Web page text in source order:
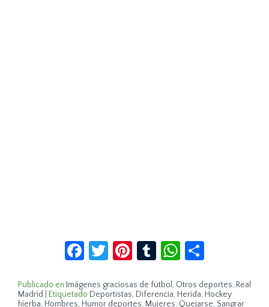
Facebook
Twitter
Pinterest
TumblrWhatsApp
Publicado en Imágenes graciosas de fútbol , Otros deportes, Real
Madrid
Etiquetado Deportistas, Diferencia, Herida, Hockey
hierba, Hombres, Humor deportes, Mujeres, Quejarse, Sangrar